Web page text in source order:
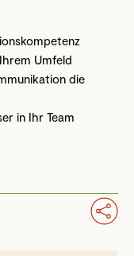
Umfeld
die
in Ihr Team